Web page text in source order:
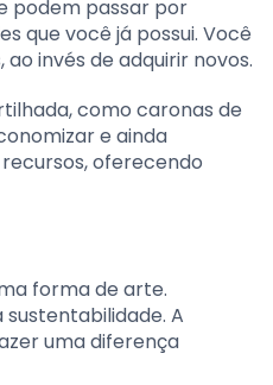
podem passar por
que você já possui. Você
invés de adquirir novos.
como caronas de
e ainda
oferecendo
forma de arte.
A
uma diferença